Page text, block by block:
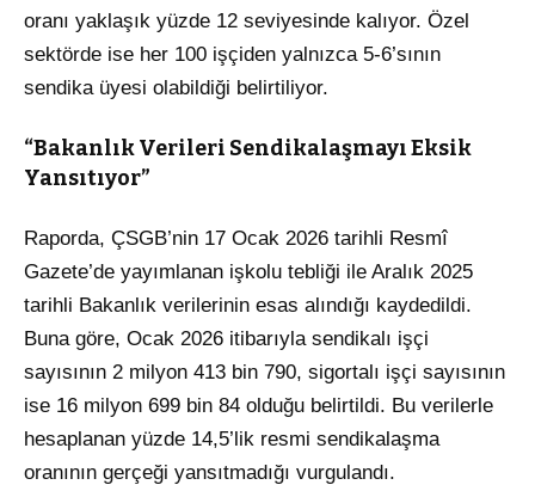
oranı yaklaşık yüzde 12 seviyesinde kalıyor. Özel
sektörde ise her 100 işçiden yalnızca 5-6’sının
sendika üyesi olabildiği belirtiliyor.
“Bakanlık Verileri Sendikalaşmayı Eksik
Yansıtıyor”
Raporda, ÇSGB’nin 17 Ocak 2026 tarihli Resmî
Gazete’de yayımlanan işkolu tebliği ile Aralık 2025
tarihli Bakanlık verilerinin esas alındığı kaydedildi.
Buna göre, Ocak 2026 itibarıyla sendikalı işçi
sayısının 2 milyon 413 bin 790, sigortalı işçi sayısının
ise 16 milyon 699 bin 84 olduğu belirtildi. Bu verilerle
hesaplanan yüzde 14,5’lik resmi sendikalaşma
oranının gerçeği yansıtmadığı vurgulandı.